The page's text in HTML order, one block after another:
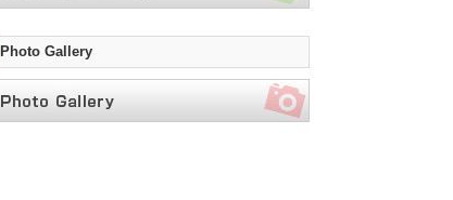
Photo Gallery